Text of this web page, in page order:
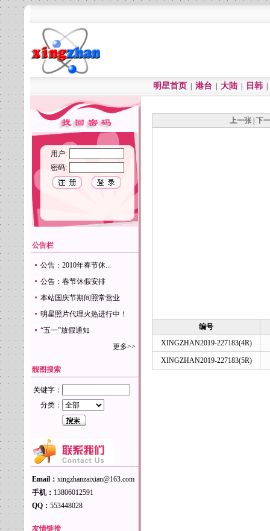
明星首页 港台 大陆 日韩
用户:
密码:
公告栏
公告：2010年春节休...
公告：春节休假安排
本站国庆节期间照常营业
明星照片代理火热进行中！
“五一”放假通知
更多>>
靓图搜索
关键字：
分类：
Email： xingzhanzaixian@163.com
手机： 13806012591
QQ： 553448028
友情链接
上一张 下
编号
XINGZHAN2019-227183(4R)
XINGZHAN2019-227183(5R)